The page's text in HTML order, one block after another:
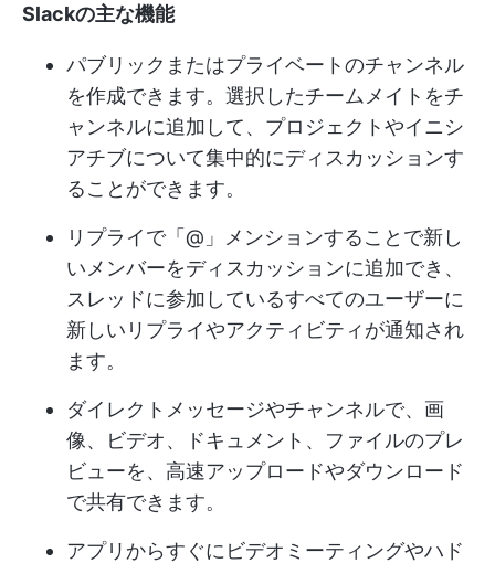
Slackの主な機能
パブリックまたはプライベートのチャンネル
を作成できます。選択したチームメイトをチ
ャンネルに追加して、プロジェクトやイニシ
アチブについて集中的にディスカッションす
ることができます。
リプライで「@」メンションすることで新し
いメンバーをディスカッションに追加でき、
スレッドに参加しているすべてのユーザーに
新しいリプライやアクティビティが通知され
ます。
ダイレクトメッセージやチャンネルで、画
像、ビデオ、ドキュメント、ファイルのプレ
ビューを、高速アップロードやダウンロード
で共有できます。
アプリからすぐにビデオミーティングやハド